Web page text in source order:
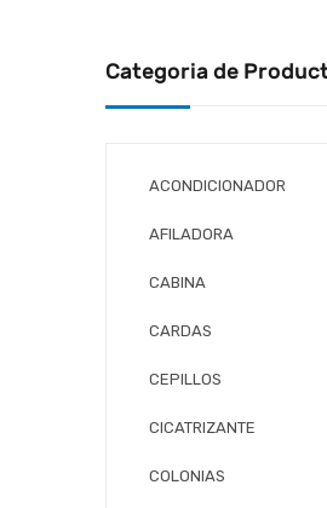
Categoria de
ACONDICIONADOR
AFILADORA
CABINA
CARDAS
CEPILLOS
CICATRIZANTE
COLONIAS